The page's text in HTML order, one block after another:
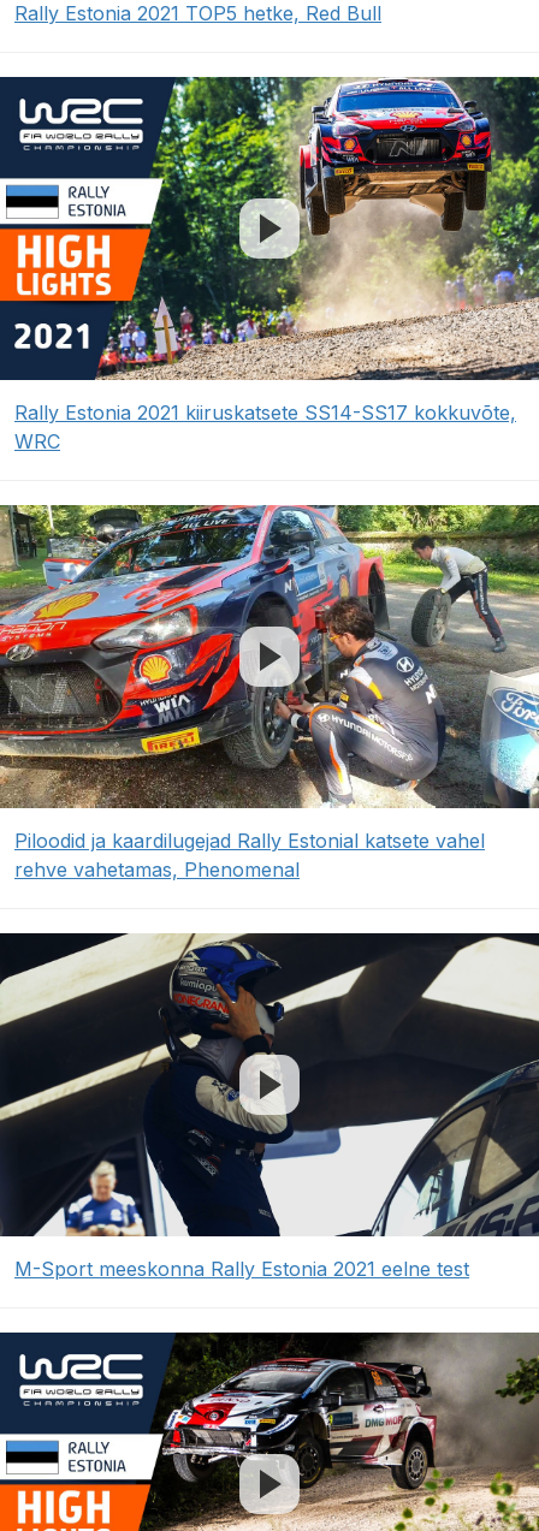
Rally Estonia 2021 TOP5 hetke, Red Bull
Rally Estonia 2021 kiiruskatsete SS14-SS17 kokkuvõte,
WRC
Piloodid ja kaardilugejad Rally Estonial katsete vahel
rehve vahetamas, Phenomenal
M-Sport meeskonna Rally Estonia 2021 eelne test